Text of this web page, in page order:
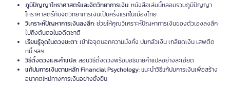
ภูมิปัญญาโหราศาสตร์และจิตวิทยาการเงิน: หนังสือเล่มนี้หลอมรวมภูมิปัญญา
โหราศาสตร์กับจิตวิทยาการเงินเป็นครั้งแรกในเมืองไทย
วิเคราะห์ปัญหาการเงินลงลึก: ช่วยให้คุณวิเคราะห์ปัญหาการเงินของตัวเองลงลึก
ไปถึงต้นตอในอดีตชาติ
เรียนรู้จุดในดวงชะตา: เข้าใจจุดบอกความมั่งคั่ง ปมกลัวเงิน เกลียดเงิน เสพติด
หนี้ ฯลฯ
วิธีตั้งดวงและคำแปล: สอนวิธีตั้งดวงพร้อมอธิบายคำแปลอย่างละเอียด
แก้ปมการเงินตามหลัก Financial Psychology: แนะนำวิธีแก้ปมการเงินเพื่อสร้าง
อนาคตใหม่ทางการเงินอย่างยั่งยืน